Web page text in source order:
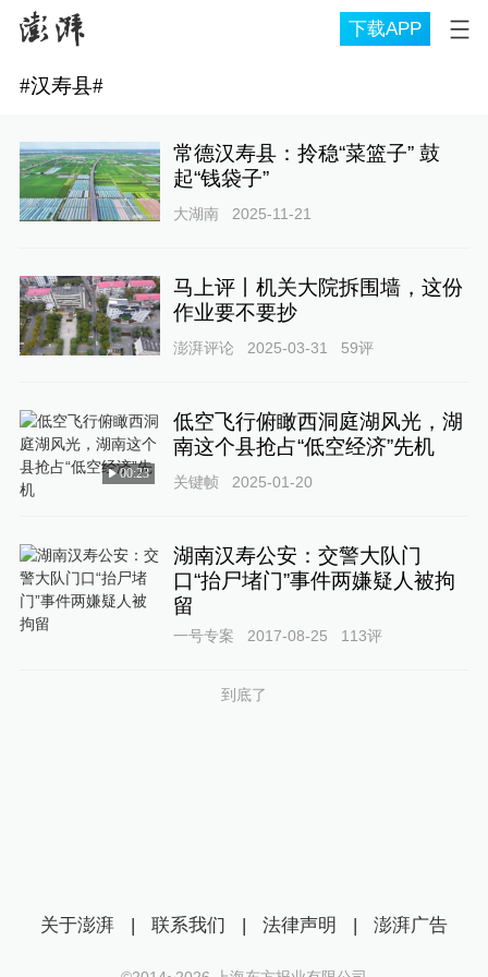
下载APP
#汉寿县#
常德汉寿县：拎稳“菜篮子” 鼓
起“钱袋子”
大湖南 2025-11-21
马上评丨机关大院拆围墙，这份
作业要不要抄
澎湃评论 2025-03-31 59评
00:23
低空飞行俯瞰西洞庭湖风光，湖
南这个县抢占“低空经济”先机
关键帧 2025-01-20
湖南汉寿公安：交警大队门
口“抬尸堵门”事件两嫌疑人被拘
留
一号专案 2017-08-25 113评
到底了
关于澎湃 | 联系我们 | 法律声明 | 澎湃广告